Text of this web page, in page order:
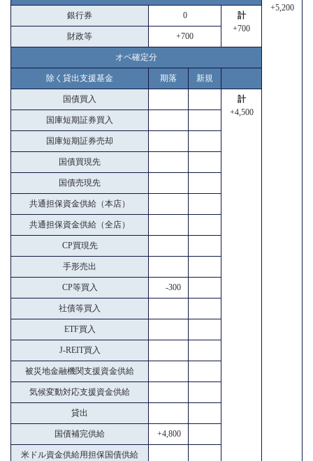
+5,200
銀行券 0
計
+700
財政等 +700
オペ確定分
除く貸出支援基金 期落 新規
国債買入
計
+4,500
国庫短期証券買入
国庫短期証券売却
国債買現先
国債売現先
共通担保資金供給（本店）
共通担保資金供給（全店）
CP買現先
手形売出
CP等買入 -300
社債等買入
ETF買入
J-REIT買入
被災地金融機関支援資金供給
気候変動対応支援資金供給
貸出
国債補完供給 +4,800
米ドル資金供給用担保国債供給